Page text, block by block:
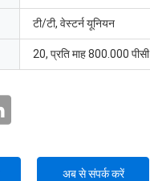
टी/टी, वेस्टर्न यूनियन
20, प्रति माह 800.000 पीसी
अब से संपर्क करें